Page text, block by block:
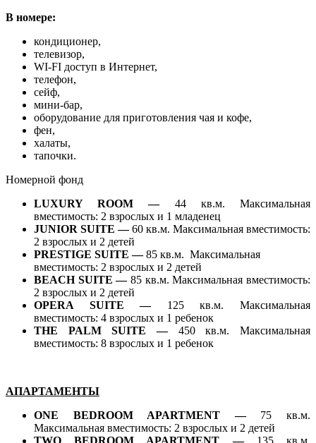
В номере:
кондиционер,
телевизор,
WI-FI доступ в Интернет,
телефон,
сейф,
мини-бар,
оборудование для приготовления чая и кофе,
фен,
халаты,
тапочки.
Номерной фонд
LUXURY ROOM — 44 кв.м. Максимальная
вместимость: 2 взрослых и 1 младенец
JUNIOR SUITE —60 кв.м. Максимальная вместимость:
2 взрослых и 2 детей
PRESTIGE SUITE —85 кв.м. Максимальная
вместимость: 2 взрослых и 2 детей
BEACH SUITE — 85 кв.м. Максимальная вместимость:
2 взрослых и 2 детей
OPERA SUITE — 125 кв.м. Максимальная
вместимость: 4 взрослых и 1 ребенок
THE PALM SUITE — 450 кв.м. Максимальная
вместимость: 8 взрослых и 1 ребенок
АПАРТАМЕНТЫ
ONE BEDROOM APARTMENT — 75 кв.м.
Максимальная вместимость: 2 взрослых и 2 детей
TWO BEDROOM APARTMENT — 135 кв.м.